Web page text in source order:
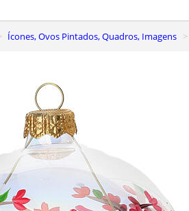
Ícones, Ovos Pintados, Quadros, Imagens